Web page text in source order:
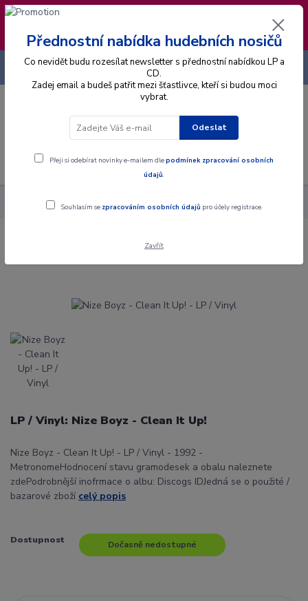
❣️ Od 4.8. do 13.8. čerpám dovolenou. Datum
expedice objednávek se posouvá na pátek
14.8.2026 🐋
Menu
CZK
+420 725 736 293
Alba Gramodesky Nize Boyz - Clean It Up! - LP / Vinyl
Nize Boyz - Clean It Up! - LP / Vinyl
LP / Vinyl: Nize Boyz - Clean It Up!
Nize Boyz - Clean It Up! - LP / Vinyl - 1992 -
MetronomeHodnocení stavu gramodesek a obalu naleznete
zdePodrobnější inofrmace o albu: Discogs IDJedná se o použité /
bazarové zboží celý popis
Dostupnost Dočasně nedostupné
Přednostní nabídka hudebních nosičů
Co nevidět budu rozesílat newsletter s přednostní nabídkou LP a
CD.
Zadej email a budeš patřit mezi šťastlivce, kteří si budou moci
vybrat.
Odeslat
Přeji si odebírat novinky e-mailem dlepodmínek zpracování osobních
údajů.
Souhlasím se zpracováním osobních údajů pro účely registrace.
Zavřít